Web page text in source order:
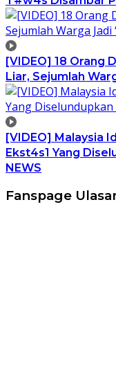
[VIDEO] 18 Orang
Liar, Sejumlah
[VIDEO] Malaysia
Ekst4s1 Yang
NEWS
Fanspage